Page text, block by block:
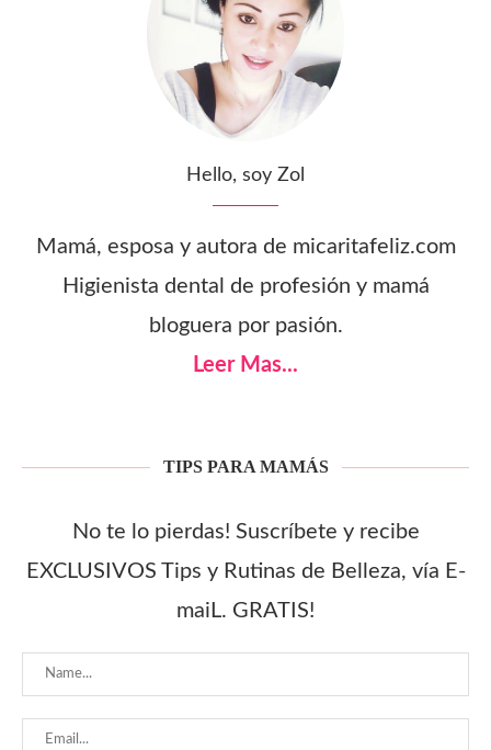
Hello, soy Zol
Mamá, esposa y autora de micaritafeliz.com
Higienista dental de profesión y mamá
bloguera por pasión.
Leer Mas...
TIPS PARA MAMÁS
No te lo pierdas! Suscríbete y recibe
EXCLUSIVOS Tips y Rutinas de Belleza, vía E-
maiL. GRATIS!